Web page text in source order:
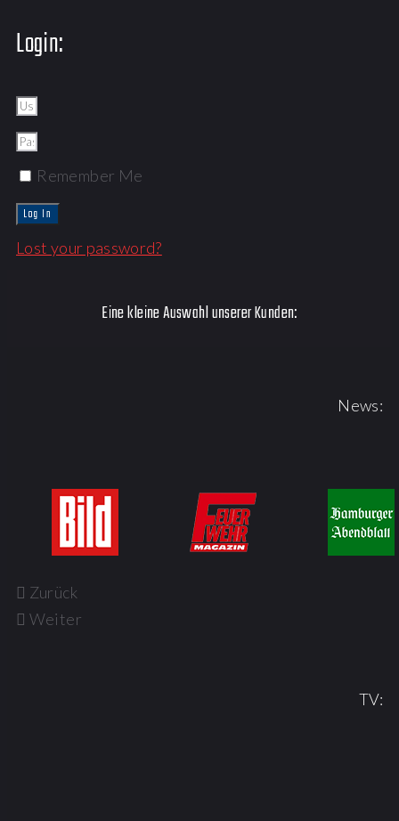
Login:
Remember Me
Log In
Lost your password?
Eine kleine Auswahl unserer Kunden:
News:
Zurück
Weiter
TV: